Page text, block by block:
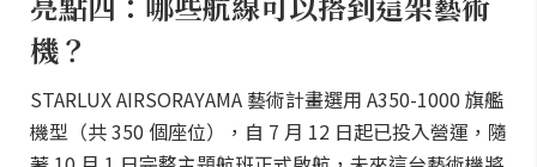
機？
STARLUX AIRSORAYAMA 藝術計畫選用 A350-1000 旗艦
機型（共 350 個座位），自 7 月 12 日起已投入營運，隨